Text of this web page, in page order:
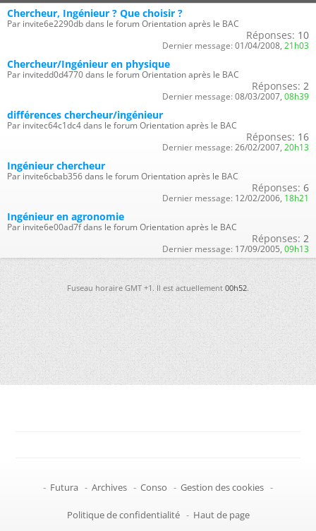
Chercheur, Ingénieur ? Que choisir ?
Par invite6e2290db dans le forum Orientation après le BAC
Réponses: 10
Dernier message: 01/04/2008, 21h03
Chercheur/Ingénieur en physique
Par invitedd0d4770 dans le forum Orientation après le BAC
Réponses: 2
Dernier message: 08/03/2007, 08h39
différences chercheur/ingénieur
Par invitec64c1dc4 dans le forum Orientation après le BAC
Réponses: 16
Dernier message: 26/02/2007, 20h13
Ingénieur chercheur
Par invite6cbab356 dans le forum Orientation après le BAC
Réponses: 6
Dernier message: 12/02/2006, 18h21
Ingénieur en agronomie
Par invite6e00ad7f dans le forum Orientation après le BAC
Réponses: 2
Dernier message: 17/09/2005, 09h13
Fuseau horaire GMT +1. Il est actuellement00h52.
- Futura - Archives - Conso - Gestion des cookies -
Politique de confidentialité - Haut de page